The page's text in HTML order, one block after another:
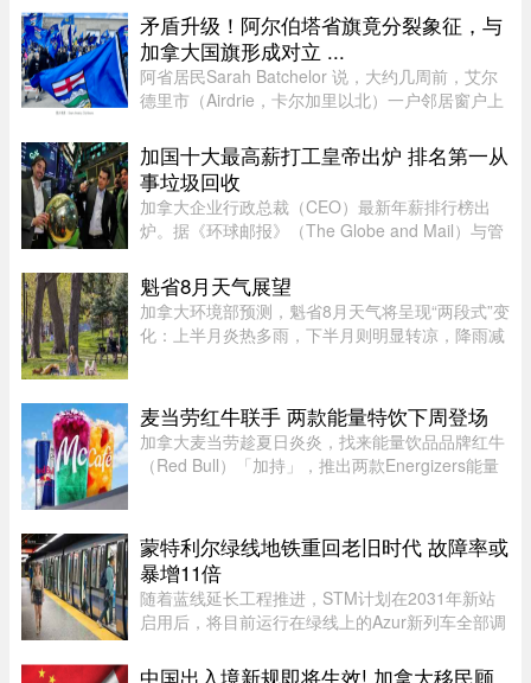
南磁极，南磁极则转变为北 ...
矛盾升级！阿尔伯塔省旗竟分裂象征，与
加拿大国旗形成对立 ...
阿省居民Sarah Batchelor 说，大约几周前，艾尔
德里市（Airdrie，卡尔加里以北）一户邻居窗户上
从那时起一切开始发生变化。49 岁的音乐教师
Batchelor 在阿省生活了大 ...
加国十大最高薪打工皇帝出炉 排名第一从
事垃圾回收
加拿大企业行政总裁（CEO）最新年薪排行榜出
炉。据《环球邮报》（The Globe and Mail）与管
的2025年「加拿大百大上市公司CEO薪酬排名，
全国最高薪的上市公司行政总裁为 ...
魁省8月天气展望
加拿大环境部预测，魁省8月天气将呈现“两段式”变
化：上半月炎热多雨，下半月则明显转凉，降雨减
平，而南部地区气温则略低 ...
麦当劳红牛联手 两款能量特饮下周登场
加拿大麦当劳趁夏日炎炎，找来能量饮品品牌红牛
（Red Bull）「加持」，推出两款Energizers能量
红牛能量饮品配搭蓝树莓（blu ...
蒙特利尔绿线地铁重回老旧时代 故障率或
暴增11倍
随着蓝线延长工程推进，STM计划在2031年新站
启用后，将目前运行在绿线上的Azur新列车全部调
客流量最高的绿线可能几乎全部由服役多年的MR-
中国出入境新规即将生效! 加拿大移民顾